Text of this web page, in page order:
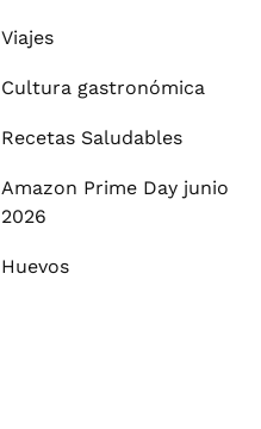
Viajes
Cultura gastronómica
Recetas Saludables
Amazon Prime Day junio
2026
Huevos